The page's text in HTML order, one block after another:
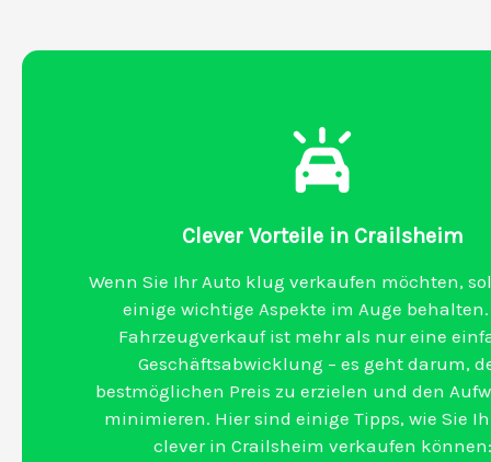
Clever Vorteile in Crailsheim
Wenn Sie Ihr Auto klug verkaufen möchten,
einige wichtige Aspekte im Auge
Fahrzeugverkauf ist mehr als nur eine
Geschäftsabwicklung – es geht darum,
bestmöglichen Preis zu erzielen und den
minimieren. Hier sind einige Tipps, wie Sie
clever in Crailsheim verkaufen können: